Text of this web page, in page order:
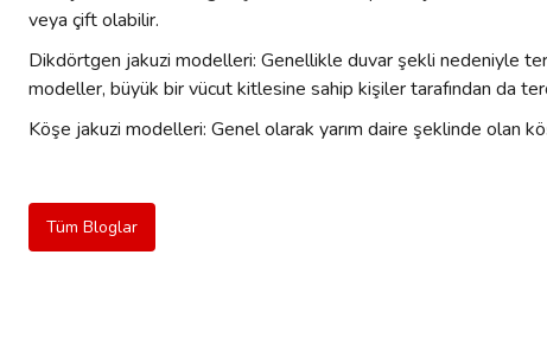
veya çift olabilir.
Dikdörtgen jakuzi modelleri: Genellikle duvar şekli nedeniyle
modeller, büyük bir vücut kitlesine sahip kişiler tarafından da
Köşe jakuzi modelleri: Genel olarak yarım daire şeklinde olan
Tüm Bloglar